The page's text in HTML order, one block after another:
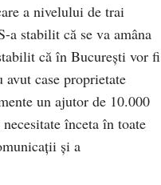
a nivelului de trai
stabilit că se va amâna
că în Bucureşti vor fi
case proprietate
un ajutor de 10.000
înceta în toate
şi a